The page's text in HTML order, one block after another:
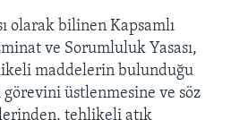
olarak bilinen Kapsamlı
ve Sorumluluk Yasası,
maddelerin bulunduğu
üstlenmesine ve söz
tehlikeli atık